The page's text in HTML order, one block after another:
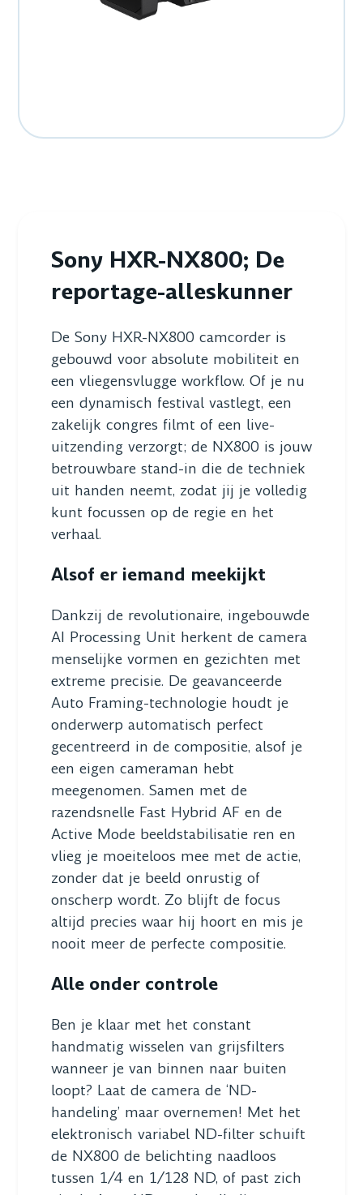
Sony HXR-NX800; De
reportage-alleskunner
De Sony HXR-NX800 camcorder is
gebouwd voor absolute mobiliteit en
een vliegensvlugge workflow. Of je nu
een dynamisch festival vastlegt, een
zakelijk congres filmt of een live-
uitzending verzorgt; de NX800 is jouw
betrouwbare stand-in die de techniek
uit handen neemt, zodat jij je volledig
kunt focussen op de regie en het
verhaal.
Alsof er iemand meekijkt
Dankzij de revolutionaire, ingebouwde
AI Processing Unit herkent de camera
menselijke vormen en gezichten met
extreme precisie. De geavanceerde
Auto Framing-technologie houdt je
onderwerp automatisch perfect
gecentreerd in de compositie, alsof je
een eigen cameraman hebt
meegenomen. Samen met de
razendsnelle Fast Hybrid AF en de
Active Mode beeldstabilisatie ren en
vlieg je moeiteloos mee met de actie,
zonder dat je beeld onrustig of
onscherp wordt. Zo blijft de focus
altijd precies waar hij hoort en mis je
nooit meer de perfecte compositie.
Alle onder controle
Ben je klaar met het constant
handmatig wisselen van grijsfilters
wanneer je van binnen naar buiten
loopt? Laat de camera de ‘ND-
handeling’ maar overnemen! Met het
elektronisch variabel ND-filter schuift
de NX800 de belichting naadloos
tussen 1/4 en 1/128 ND, of past zich